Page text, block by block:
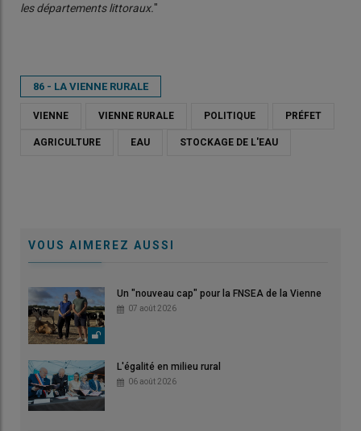
les départements littoraux. "
86 - LA VIENNE RURALE
VIENNE VIENNE RURALE POLITIQUE PRÉFET
AGRICULTURE EAU STOCKAGE DE L'EAU
VOUS AIMEREZ AUSSI
Un "nouveau cap" pour la FNSEA de la Vienne
07 août 2026
L'égalité en milieu rural
06 août 2026